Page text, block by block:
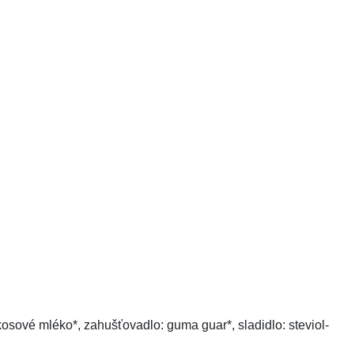
mléko*, zahušťovadlo: guma guar*, sladidlo: steviol-